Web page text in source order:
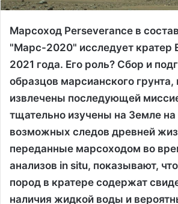
Марсоход Perseverance в
"Марс-2020" исследует кратер
2021 года. Его роль? Сбор и
образцов марсианского грунта,
извлечены последующей
тщательно изучены на Земле
возможных следов древней
переданные марсоходом во
анализов in situ, показывают,
пород в кратере содержат
наличия жидкой воды и